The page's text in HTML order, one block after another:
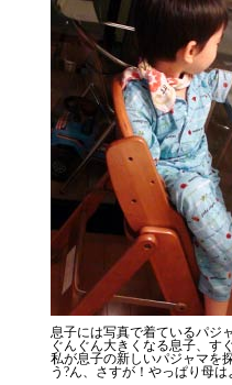
息子には写真で着ているパジ
ぐんぐん大きくなる息子、す
私が息子の新しいパジャマを
う?ん、さすが！やっぱり母は